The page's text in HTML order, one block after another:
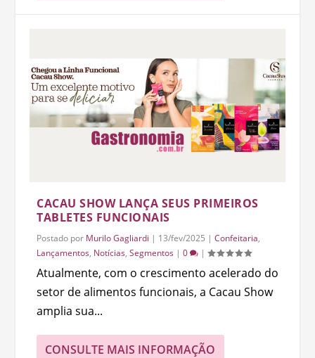
CACAU SHOW LANÇA SEUS PRIMEIROS
TABLETES FUNCIONAIS
Postado por Murilo Gagliardi | 13/fev/2025 |Confeitaria,
Lançamentos, Notícias,Segmentos |0 |
Atualmente, com o crescimento acelerado do
setor de alimentos funcionais, a Cacau Show
amplia sua...
CONSULTE MAIS INFORMAÇÃO